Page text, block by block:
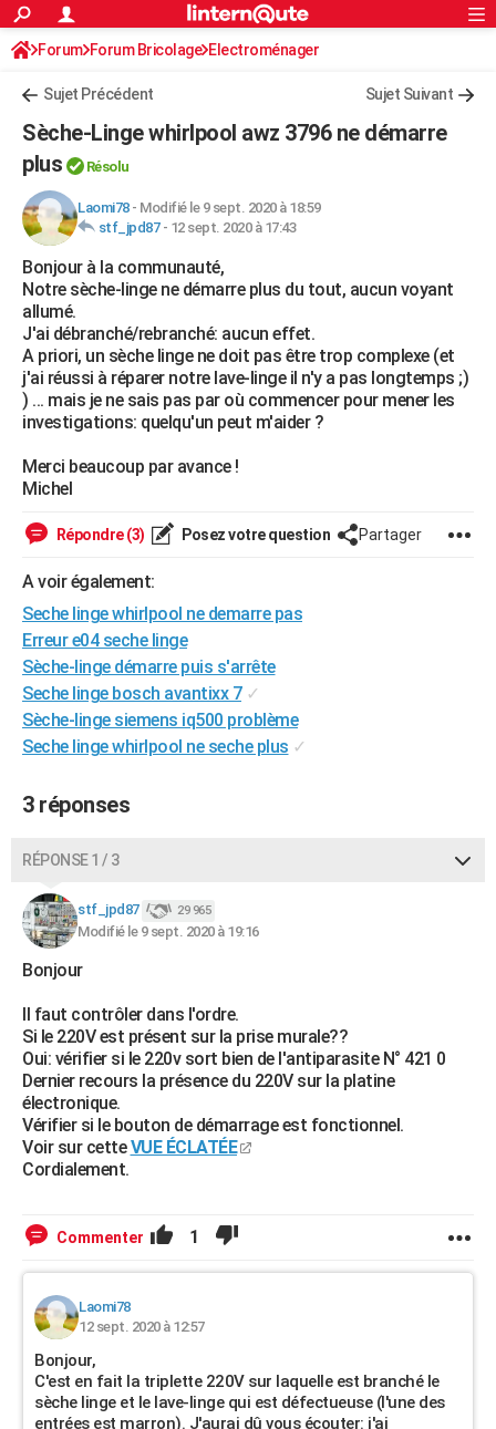
ACTUALITÉS
Politique
Société
Faits Divers
Education
Monde
Villes
+
Programme TV
Streaming
Cinéma
Sorties cinéma
Musique
FINANCE
Retraite
Impôts
Epargne
Immobilier
Risques naturels par ville
Banque
Assurance
Crédit
AUTO
Essais
Réserver un essai
Citadines
Berlines
SUV
Forum auto
HIGH-TECH
Mobiles
Meilleur smartphone
Internet
Ordinateurs
Jeux vidéo
Guide high-tech
BRICOLAGE
Forum
Aménagement intérieur
Extérieur
Cuisine
Salle de bains
Jardinage
Rangement
WEEK-END
Guides de France
Escapades
Patrimoine
Expositions
Musées
Week-end nature
+LIFESTYLE
Art de vivre
Bien-être
Loisirs
Mode
Modes de vie
SANTE
Alimentation
Guide de la santé
Maladies
Médicaments
Sommeil
VOYAGE
PHOTO
BONS PLANS
CARTE DE VOEUX
Carte de Noël
Carte Bonne année
Carte Saint-Valentin
Carte Pâques
Carte d'anniversaire
DICTIONNAIRE
Dictionnaire
Biographies
Citations
Expressions
Proverbes
PROGRAMME TV
Bricolage
Lifestyle
Culture
Sport
Auto
Television
Voyage
Cinema
S'inscrire
Connexion
Forum Forum Bricolage Electroménager
Sujet Précédent Sujet Suivant
Sèche-Linge whirlpool awz 3796 ne démarre
plus
Résolu
Laomi78- Modifié le 9 sept. 2020 à 18:59
stf_jpd87- 12 sept. 2020 à 17:43
Bonjour à la communauté,
Notre sèche-linge ne démarre plus du tout, aucun voyant
allumé.
J'ai débranché/rebranché: aucun effet.
A priori, un sèche linge ne doit pas être trop complexe (et
j'ai réussi à réparer notre lave-linge il n'y a pas longtemps ;)
) ... mais je ne sais pas par où commencer pour mener les
investigations: quelqu'un peut m'aider ?
Merci beaucoup par avance !
Michel
Répondre (3) Posez votre question Partager
A voir également:
Seche linge whirlpool ne demarre pas
Erreur e04 seche linge
Sèche-linge démarre puis s'arrête
Seche linge bosch avantixx 7 ✓
Sèche-linge siemens iq500 problème
Seche linge whirlpool ne seche plus ✓
3 réponses
RÉPONSE 1 / 3
stf_jpd87 29 965
Modifié le 9 sept. 2020 à 19:16
Bonjour
Il faut contrôler dans l'ordre.
Si le 220V est présent sur la prise murale??
Oui: vérifier si le 220v sort bien de l'antiparasite N° 421 0
Dernier recours la présence du 220V sur la platine
électronique.
Vérifier si le bouton de démarrage est fonctionnel.
Voir sur cetteVUE ÉCLATÉE
Cordialement.
Commenter 1
Laomi78
12 sept. 2020 à 12:57
Bonjour,
C'est en fait la triplette 220V sur laquelle est branché le
sèche linge et le lave-linge qui est défectueuse (l'une des
entrées est marron). J'aurai dû vous écouter: j'ai